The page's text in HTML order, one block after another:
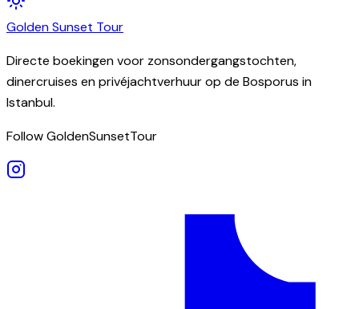
GoldenSunset Tour
Directe boekingen voor zonsondergangstochten,
dinercruises en privéjachtverhuur op de Bosporus in
Istanbul.
Follow GoldenSunsetTour